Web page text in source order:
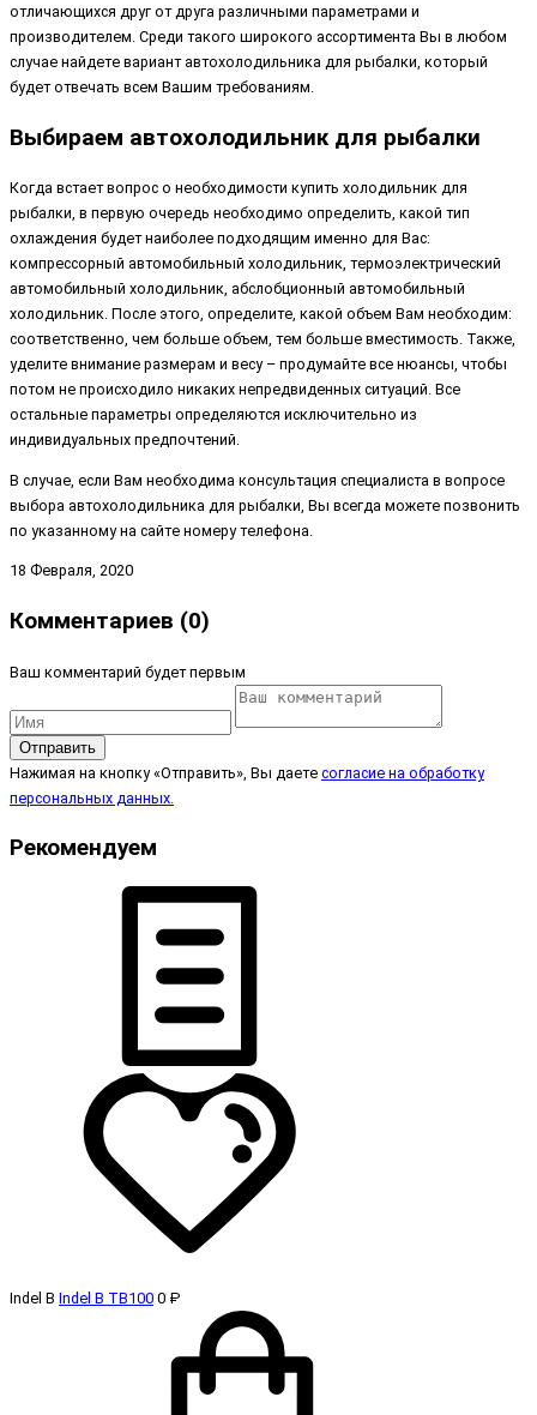
отличающихся друг от друга различными параметрами и
производителем. Среди такого широкого ассортимента Вы в любом
случае найдете вариант автохолодильника для рыбалки, который
будет отвечать всем Вашим требованиям.
Выбираем автохолодильник для рыбалки
Когда встает вопрос о необходимости купить холодильник для
рыбалки, в первую очередь необходимо определить, какой тип
охлаждения будет наиболее подходящим именно для Вас:
компрессорный автомобильный холодильник, термоэлектрический
автомобильный холодильник, абслобционный автомобильный
холодильник. После этого, определите, какой объем Вам необходим:
соответственно, чем больше объем, тем больше вместимость. Также,
уделите внимание размерам и весу – продумайте все нюансы, чтобы
потом не происходило никаких непредвиденных ситуаций. Все
остальные параметры определяются исключительно из
индивидуальных предпочтений.
В случае, если Вам необходима консультация специалиста в вопросе
выбора автохолодильника для рыбалки, Вы всегда можете позвонить
по указанному на сайте номеру телефона.
18 Февраля, 2020
Комментариев (0)
Ваш комментарий будет первым
Отправить
Нажимая на кнопку «Отправить», Вы даете согласие на обработку
персональных данных.
Рекомендуем
Indel B Indel B TB100 0 ₽